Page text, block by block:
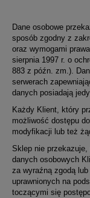
Dane osobowe
sposób zgodny z
oraz wymogami
sierpnia 1997 r. o
883 z późn. zm.).
serwerach
danych posiadają
Każdy Klient, który
możliwość dostępu
modyfikacji lub też
Sklep nie
danych osobowych
za wyraźną zgodą
uprawnionych na
toczącymi się